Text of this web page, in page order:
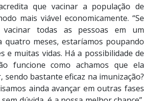
que vacinar a população de
mais viável economicamente. “Se
vacinar todas as pessoas em um
quatro meses, estaríamos poupando
e muitas vidas. Há a possibilidade de
funcione como achamos que ela
sendo bastante eficaz na imunização?
ainda avançar em outras fases